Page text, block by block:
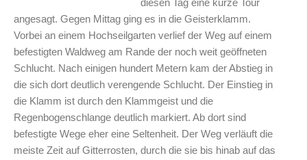
diesen Tag eine kurze Tour
angesagt. Gegen Mittag ging es in die Geisterklamm.
Vorbei an einem Hochseilgarten verlief der Weg auf einem
befestigten Waldweg am Rande der noch weit geöffneten
Schlucht. Nach einigen hundert Metern kam der Abstieg in
die sich dort deutlich verengende Schlucht. Der Einstieg in
die Klamm ist durch den Klammgeist und die
Regenbogenschlange deutlich markiert. Ab dort sind
befestigte Wege eher eine Seltenheit. Der Weg verläuft die
meiste Zeit auf Gitterrosten, durch die sie bis hinab auf das